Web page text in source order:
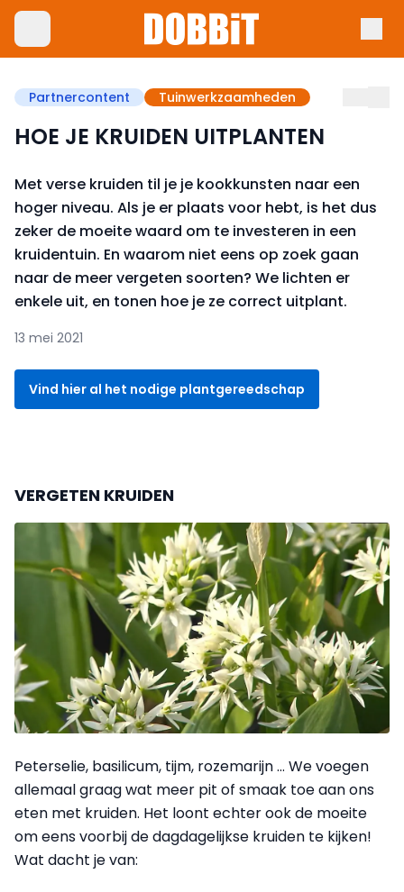
Partnercontent Tuinwerkzaamheden
HOE JE KRUIDEN UITPLANTEN
Met verse kruiden til je je kookkunsten naar een
hoger niveau. Als je er plaats voor hebt, is het dus
zeker de moeite waard om te investeren in een
kruidentuin. En waarom niet eens op zoek gaan
naar de meer vergeten soorten? We lichten er
enkele uit, en tonen hoe je ze correct uitplant.
13 mei 2021
Vind hier al het nodige plantgereedschap
VERGETEN KRUIDEN
Peterselie, basilicum, tijm, rozemarijn … We voegen
allemaal graag wat meer pit of smaak toe aan ons
eten met kruiden. Het loont echter ook de moeite
om eens voorbij de dagdagelijkse kruiden te kijken!
Wat dacht je van: